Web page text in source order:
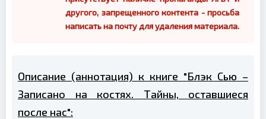
другого, запрещенного контента - просьба
написать на почту для удаления материала.
Описание (аннотация) к книге "Блэк Сью –
Записано на костях. Тайны, оставшиеся
после нас":